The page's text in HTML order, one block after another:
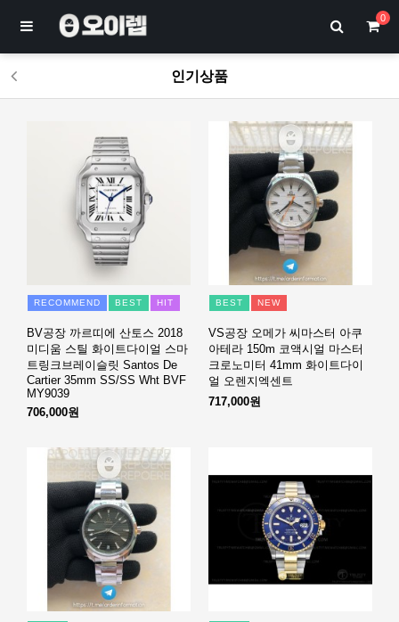
0
인기상품
RECOMMEND BEST HIT
BV공장 까르띠에 산토스 2018
미디움 스틸 화이트다이얼 스마
트링크브레이슬릿 Santos De
Cartier 35mm SS/SS Wht BVF
MY9039
706,000원
BEST NEW
VS공장 오메가 씨마스터 아쿠
아테라 150m 코액시얼 마스터
크로노미터 41mm 화이트다이
얼 오렌지엑센트
717,000원